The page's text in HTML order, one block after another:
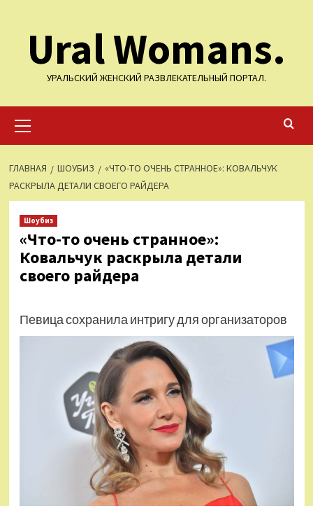
содержимому
Ural Womans.
УРАЛЬСКИЙ ЖЕНСКИЙ РАЗВЛЕКАТЕЛЬНЫЙ ПОРТАЛ.
меню
ГЛАВНАЯ ШОУБИЗ
«ЧТО-ТО ОЧЕНЬ СТРАННОЕ»: КОВАЛЬЧУК
РАСКРЫЛА ДЕТАЛИ СВОЕГО РАЙДЕРА
Шоубиз
«Что-то очень странное»:
Ковальчук раскрыла детали
своего райдера
Певица сохранила интригу для организаторов